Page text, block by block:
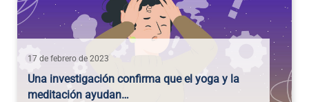
17 de febrero de 2023
Una investigación confirma que el yoga y la
meditación ayudan…